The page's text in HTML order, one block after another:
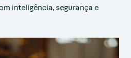
inteligência, segurança e